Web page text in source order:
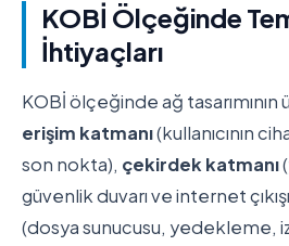
KOBİ Ölçeğinde
İhtiyaçları
KOBİ ölçeğinde ağ tasarımının
erişim katmanı(kullanıcının
son nokta), çekirdek katmanı
güvenlik duvarı ve internet
(dosya sunucusu, yedekleme,